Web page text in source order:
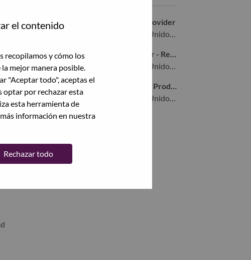
el contenido
recopilamos y cómo los
mejor manera posible.
"Aceptar todo", aceptas el
optar por rechazar esta
esta herramienta de
información en nuestra
Rechazar todo
Product Manager - Cloud Service Provider
Morrisville, North Carolina, Estados Unidos de América,
Offering Development CoE Manager - Remote
Morrisville, North Carolina, Estados Unidos de América,
Technology Incubation – Early Stage Product Manager
Morrisville, North Carolina, Estados Unidos de América,